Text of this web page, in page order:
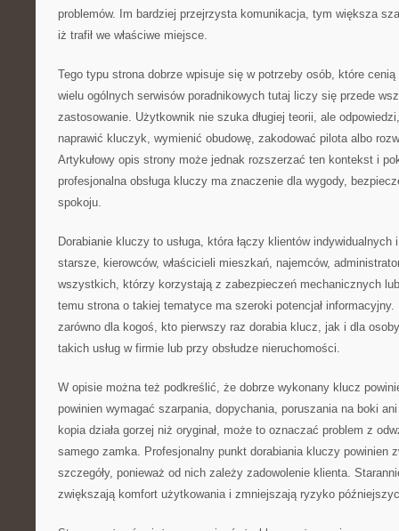
problemów. Im bardziej przejrzysta komunikacja, tym większa
iż trafił we właściwe miejsce.
Tego typu strona dobrze wpisuje się w potrzeby osób, które
wielu ogólnych serwisów poradnikowych tutaj liczy się przede
zastosowanie. Użytkownik nie szuka długiej teorii, ale
naprawić kluczyk, wymienić obudowę, zakodować pilota albo
Artykułowy opis strony może jednak rozszerzać ten kontekst i
profesjonalna obsługa kluczy ma znaczenie dla wygody,
spokoju.
Dorabianie kluczy to usługa, która łączy klientów indywidualnych
starsze, kierowców, właścicieli mieszkań, najemców,
wszystkich, którzy korzystają z zabezpieczeń mechanicznych
temu strona o takiej tematyce ma szeroki potencjał
zarówno dla kogoś, kto pierwszy raz dorabia klucz, jak i dla
takich usług w firmie lub przy obsłudze nieruchomości.
W opisie można też podkreślić, że dobrze wykonany klucz
powinien wymagać szarpania, dopychania, poruszania na boki
kopia działa gorzej niż oryginał, może to oznaczać problem z
samego zamka. Profesjonalny punkt dorabiania kluczy powinien
szczegóły, ponieważ od nich zależy zadowolenie klienta.
zwiększają komfort użytkowania i zmniejszają ryzyko